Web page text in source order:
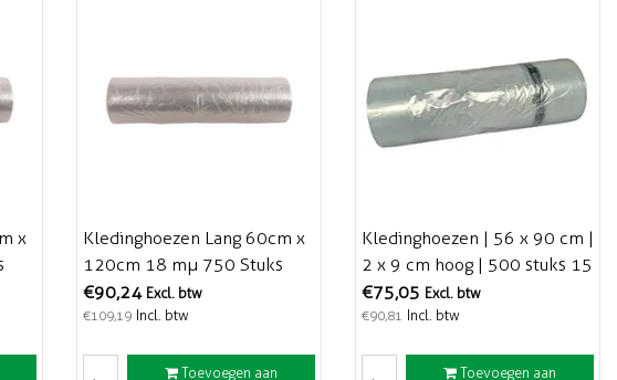
x
Kledinghoezen Lang 60cm x
120cm 18 mµ 750 Stuks
Afscheurbaar
€90,24 Excl. btw
€109,19 Incl. btw
Toevoegen aan
Kledinghoezen | 56 x 90 cm |
2 x 9 cm hoog | 500 stuks 15
mµ
€75,05 Excl. btw
€90,81 Incl. btw
Toevoegen aan